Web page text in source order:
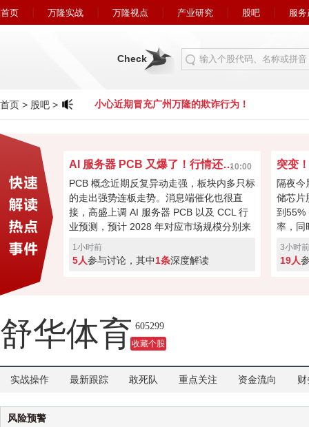
首页 万隆实战 万隆视点 产业研究 股吧 服
Check
首页 > 股吧 >
诈行为！ 小心近期冒充广州万隆的欺诈行为！
AI 服务器 PCB 又爆了！行情还能走多远？10:00
PCB 概念近期反复异动走强，板块内多只标
的走出强势连板走势。消息端催化也很直
接，高盛上调 AI 服务器 PCB 以及 CCL 行
业预测，预计 2028 年对应市场规模分别来
到 840 亿、480 亿美元，机构上调预期给板
块带来想象空间，不过短期连续冲高之后分
1小时前
5人参与讨论，其中1条深度解读
突变
隔夜今
储芯片
到55%
率，同
及其
满，
3小时前
19人
舒华体育 605299
收藏个股
实战操作 最新跟踪 敢死队 重点关注 资金流向